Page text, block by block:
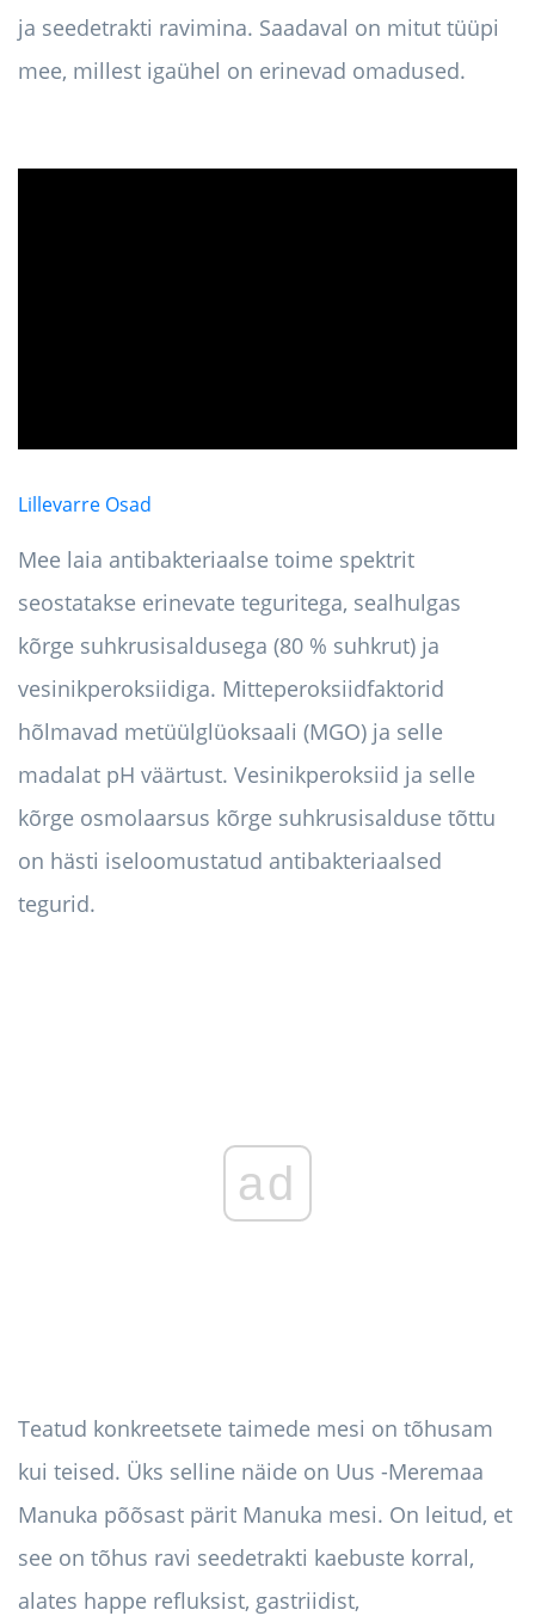
ja seedetrakti ravimina. Saadaval on mitut tüüpi
mee, millest igaühel on erinevad omadused.
Lillevarre Osad
Mee laia antibakteriaalse toime spektrit
seostatakse erinevate teguritega, sealhulgas
kõrge suhkrusisaldusega (80 % suhkrut) ja
vesinikperoksiidiga. Mitteperoksiidfaktorid
hõlmavad metüülglüoksaali (MGO) ja selle
madalat pH väärtust. Vesinikperoksiid ja selle
kõrge osmolaarsus kõrge suhkrusisalduse tõttu
on hästi iseloomustatud antibakteriaalsed
tegurid.
ad
Teatud konkreetsete taimede mesi on tõhusam
kui teised. Üks selline näide on Uus -Meremaa
Manuka põõsast pärit Manuka mesi. On leitud, et
see on tõhus ravi seedetrakti kaebuste korral,
alates happe refluksist, gastriidist,